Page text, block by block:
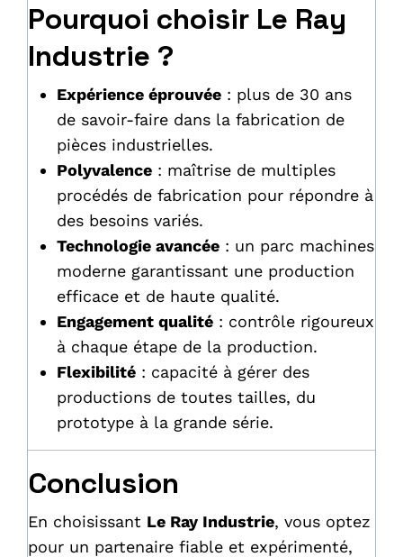
Pourquoi choisir Le Ray
Industrie ?
Expérience éprouvée : plus de 30 ans
de savoir-faire dans la fabrication de
pièces industrielles.
Polyvalence : maîtrise de multiples
procédés de fabrication pour répondre à
des besoins variés.
Technologie avancée : un parc machines
moderne garantissant une production
efficace et de haute qualité.
Engagement qualité : contrôle rigoureux
à chaque étape de la production.
Flexibilité : capacité à gérer des
productions de toutes tailles, du
prototype à la grande série.
Conclusion
En choisissant Le Ray Industrie, vous optez
pour un partenaire fiable et expérimenté,